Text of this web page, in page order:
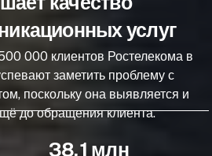
услуг
000 клиентов Ростелекома в
заметить проблему с
поскольку она выявляется и
до обращения клиента.
38,1 млн